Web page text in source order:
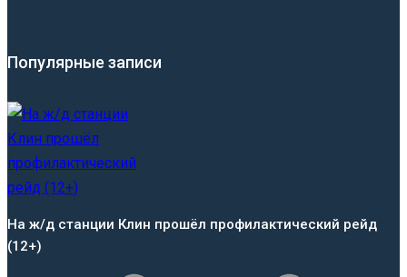
Популярные записи
На ж/д станции Клин прошёл профилактический рейд
(12+)